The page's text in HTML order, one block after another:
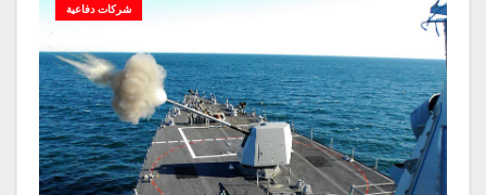
شركات دفاعية